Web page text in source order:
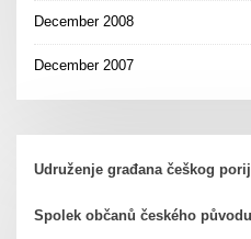
December 2008
December 2007
Udruženje građana češkog
Spolek občanů českého